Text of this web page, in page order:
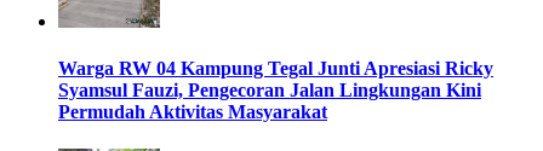
Warga RW 04 Kampung Tegal Junti Apresiasi Ricky
Syamsul Fauzi, Pengecoran Jalan Lingkungan Kini
Permudah Aktivitas Masyarakat